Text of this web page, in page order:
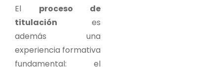
El proceso de
titulación es
además una
experiencia formativa
fundamental: el